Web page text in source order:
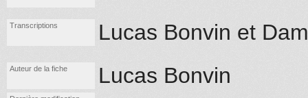
Transcriptions Lucas Bonvin et
Auteur de la fiche Lucas Bonvin